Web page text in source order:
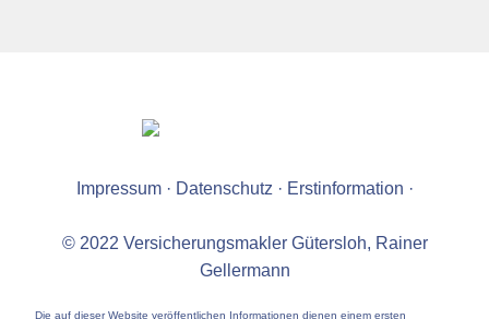
Impressum· Datenschutz · Erstinformation ·
© 2022 Versicherungsmakler Gütersloh, Rainer
Gellermann
Die auf dieser Website veröffentlichen Informationen dienen einem ersten